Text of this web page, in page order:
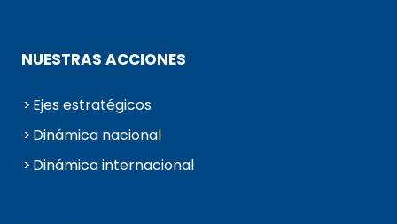
NUESTRAS ACCIONES
Ejes estratégicos
Dinámica nacional
Dinámica internacional